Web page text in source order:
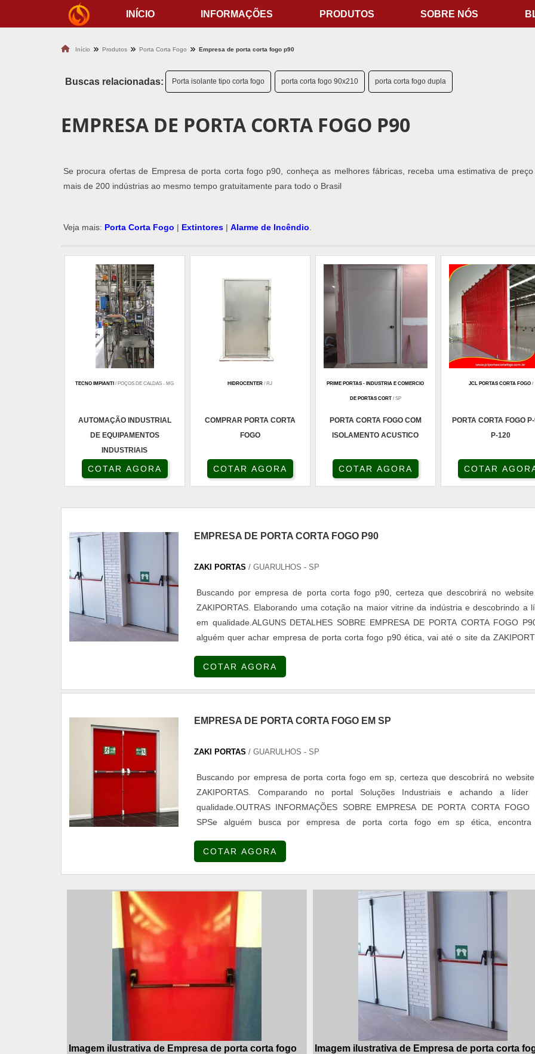
INÍCIO INFORMAÇÕES PRODUTOS SOBRE NÓS
Início Produtos Porta Corta Fogo Empresa de porta corta fogo p90
Buscas relacionadas: Porta isolante tipo corta fogo porta corta fogo 90x210 porta corta fogo dupla
EMPRESA DE PORTA CORTA FOGO P90
Se procura ofertas de Empresa de porta corta fogo p90, conheça as melhores fábricas, receba uma estimativa de
mais de 200 indústrias ao mesmo tempo gratuitamente para todo o Brasil
Veja mais: Porta Corta Fogo | Extintores | Alarme de Incêndio.
TECNO IMPIANTI / POÇOS DE CALDAS - MG
AUTOMAÇÃO INDUSTRIAL
DE EQUIPAMENTOS
INDUSTRIAIS
COTAR AGORA
HIDROCENTER / RJ
COMPRAR PORTA CORTA
FOGO
COTAR AGORA
PRIME PORTAS - INDUSTRIA E COMERCIO
DE PORTAS CORT/ SP
PORTA CORTA FOGO COM
ISOLAMENTO ACUSTICO
COTAR AGORA
JCL PORTAS CORTA FOGO/
PORTA CORTA FOGO
P-120
COTAR
EMPRESA DE PORTA CORTA FOGO P90
ZAKI PORTAS / GUARULHOS - SP
Buscando por empresa de porta corta fogo p90, certeza que descobrirá no
ZAKIPORTAS. Elaborando uma cotação na maior vitrine da indústria e descobrindo a
em qualidade.ALGUNS DETALHES SOBRE EMPRESA DE PORTA CORTA FOGO
alguém quer achar empresa de porta corta fogo p90 ética, vai até o site da
sempre a qualidade final p...
COTAR AGORA
EMPRESA DE PORTA CORTA FOGO EM SP
ZAKI PORTAS / GUARULHOS - SP
Buscando por empresa de porta corta fogo em sp, certeza que descobrirá no
ZAKIPORTAS. Comparando no portal Soluções Industriais e achando a líder
qualidade.OUTRAS INFORMAÇÕES SOBRE EMPRESA DE PORTA CORTA FOGO
SPSe alguém busca por empresa de porta corta fogo em sp ética, encontra
para todos os empreendimentos, focando em tecnologi...
COTAR AGORA
Imagem ilustrativa de Empresa de porta corta fogo
Imagem ilustrativa de Empresa de porta corta